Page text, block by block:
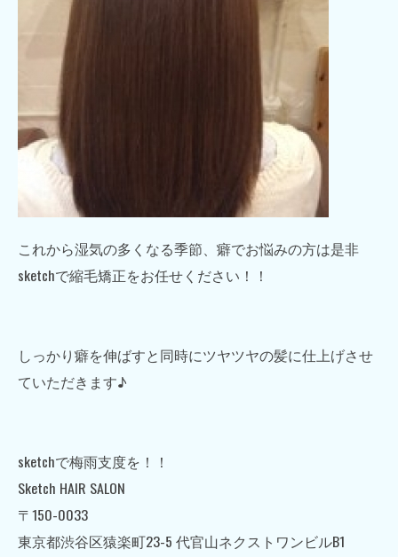
これから湿気の多くなる季節、癖でお悩みの方は是非
sketchで縮毛矯正をお任せください！！
しっかり癖を伸ばすと同時にツヤツヤの髪に仕上げさせ
ていただきます♪
sketchで梅雨支度を！！
Sketch HAIR SALON
〒150-0033
東京都渋谷区猿楽町23-5 代官山ネクストワンビルB1